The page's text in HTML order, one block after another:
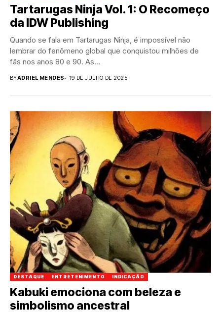
Tartarugas Ninja Vol. 1: O Recomeço
da IDW Publishing
Quando se fala em Tartarugas Ninja, é impossível não
lembrar do fenômeno global que conquistou milhões de
fãs nos anos 80 e 90. As...
BYADRIEL MENDES 19 DE JULHO DE 2025
DESTAQUE ENTRETENIMENTO INDICAÇÃO
Kabuki emociona com beleza e
simbolismo ancestral